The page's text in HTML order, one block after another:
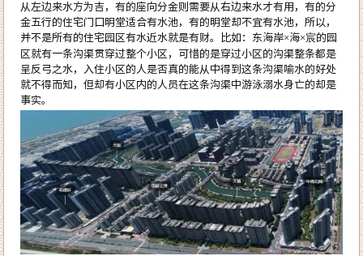
从左边来水方为吉，有的座向分金则需要从右边来水才有用，有的分
金五行的住宅门口明堂适合有水池，有的明堂却不宜有水池，所以，
并不是所有的住宅园区有水近水就是有财。比如：东海岸×海×宸的园
区就有一条沟渠贯穿过整个小区，可惜的是穿过小区的沟渠整条都是
呈反弓之水，入住小区的人是否真的能从中得到这条沟渠喻水的好处
就不得而知，但却有小区内的人员在这条沟渠中游泳溺水身亡的却是
事实。